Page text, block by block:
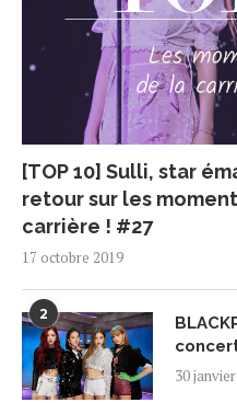
[TOP 10] Sulli, star
retour sur les
carrière ! #27
17 octobre 2019
2
30